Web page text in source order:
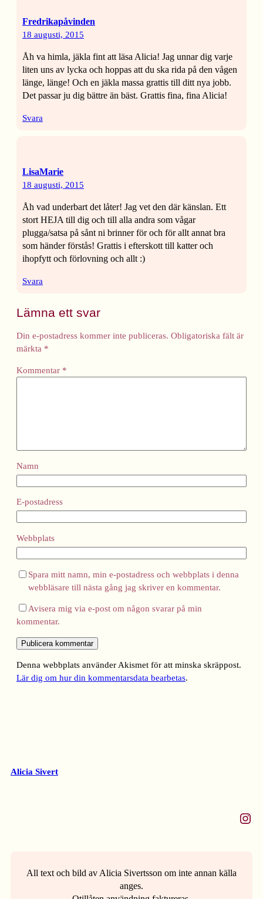
Fredrikapåvinden
18 augusti, 2015
Åh va himla, jäkla fint att läsa Alicia! Jag unnar dig varje
liten uns av lycka och hoppas att du ska rida på den vågen
länge, länge! Och en jäkla massa grattis till ditt nya jobb.
Det passar ju dig bättre än bäst. Grattis fina, fina Alicia!
Svara
LisaMarie
18 augusti, 2015
Åh vad underbart det låter! Jag vet den där känslan. Ett
stort HEJA till dig och till alla andra som vågar
plugga/satsa på sånt ni brinner för och för allt annat bra
som händer förstås! Grattis i efterskott till katter och
ihopfytt och förlovning och allt :)
Svara
Lämna ett svar
Din e-postadress kommer inte publiceras. Obligatoriska fält är
märkta *
Kommentar *
Namn
E-postadress
Webbplats
Spara mitt namn, min e-postadress och webbplats i denna
webbläsare till nästa gång jag skriver en kommentar.
Avisera mig via e-post om någon svarar på min
kommentar.
Denna webbplats använder Akismet för att minska skräppost.
Lär dig om hur din kommentarsdata bearbetas.
Alicia Sivert
Instagram
All text och bild av Alicia Sivertsson om inte annan källa
anges.